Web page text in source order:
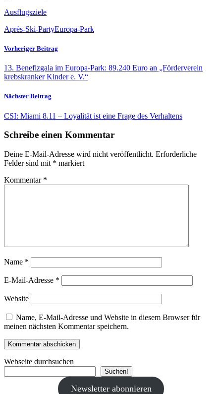
Ausflugsziele
Après-Ski-PartyEuropa-Park
Vorheriger Beitrag
13. Benefizgala im Europa-Park: 89.240 Euro an „Förderverein
krebskranker Kinder e. V.“
Nächster Beitrag
CSI: Miami 8.11 – Loyalität ist eine Frage des Verhaltens
Schreibe einen Kommentar
Deine E-Mail-Adresse wird nicht veröffentlicht. Erforderliche
Felder sind mit * markiert
Kommentar *
Name *
E-Mail-Adresse *
Website
Name, E-Mail-Adresse und Website in diesem Browser für
meinen nächsten Kommentar speichern.
Webseite durchsuchen
Suchen!
Newsletter abonnieren